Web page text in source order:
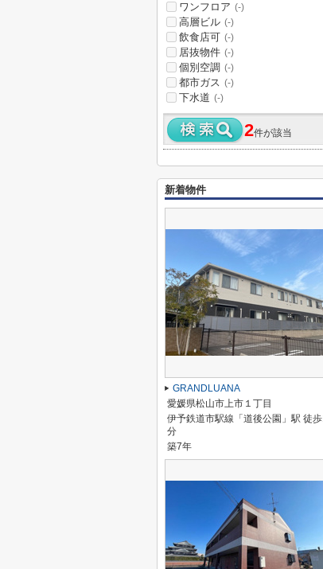
ワンフロア (-)
高層ビル (-)
飲食店可 (-)
居抜物件 (-)
個別空調 (-)
都市ガス (-)
下水道 (-)
2件が該当
新着物件
GRANDLUANA
愛媛県松山市上市１丁目
伊予鉄道市駅線「道後公園」駅 徒
分
築7年